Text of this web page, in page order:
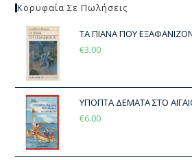
Κορυφαία Σε Πωλήσεις
ΤΑ ΠΙΑΝΑ ΠΟΥ
€3.00
ΥΠΟΠΤΑ ΔΕΜΑΤΑ ΣΤΟ
€6.00